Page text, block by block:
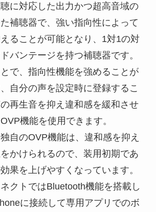
に対応した出力かつ超高音域の
補聴器で、強い指向性によって
ることが可能となり、1対1の対
バンテージを持つ補聴器です。
で、指向性機能を強めることが
自分の声を設定時に登録するこ
再生音を抑え違和感を緩和させ
機能を使用できます。
自のOVP機能は、違和感を抑え
かけられるので、装用初期であ
果を上げやすくなっています。
クトではBluetooth機能を搭載し
に接続して専用アプリでのボ